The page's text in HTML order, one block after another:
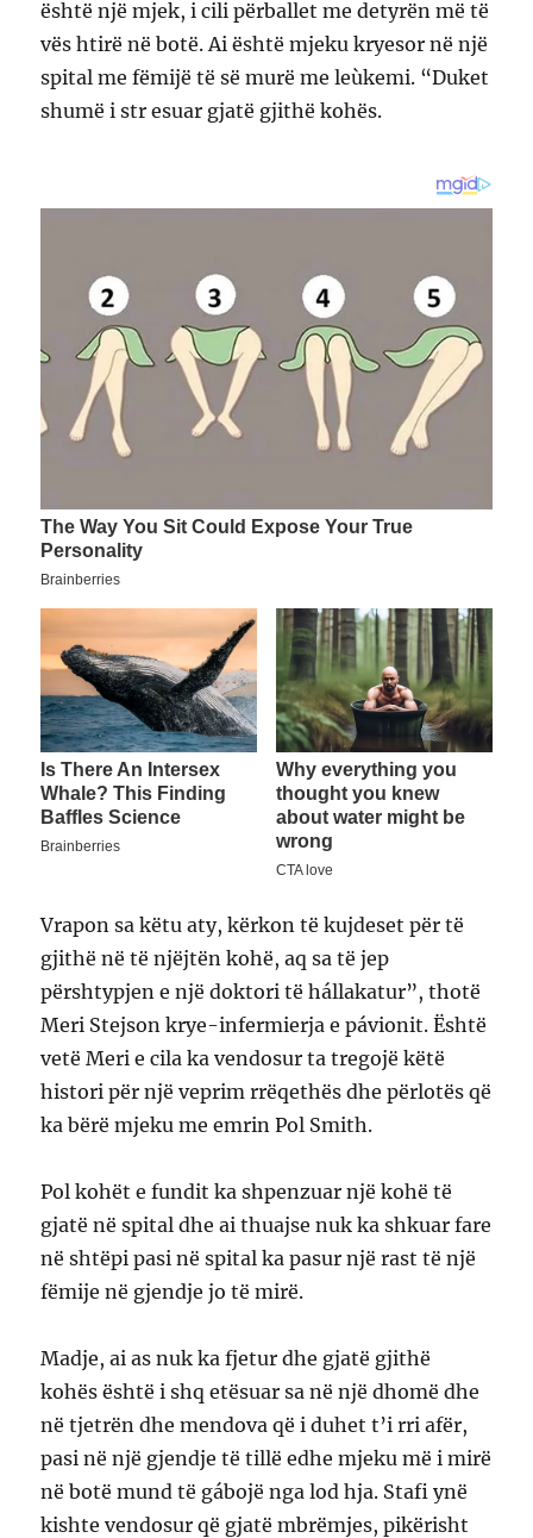
është një mjek, i cili përballet me detyrën më të
vës htirë në botë. Ai është mjeku kryesor në një
spital me fëmijë të së murë me leùkemi. “Duket
shumë i str esuar gjatë gjithë kohës.
Vrapon sa këtu aty, kërkon të kujdeset për të
gjithë në të njëjtën kohë, aq sa të jep
përshtypjen e një doktori të hállakatur”, thotë
Meri Stejson krye-infermierja e pávionit. Është
vetë Meri e cila ka vendosur ta tregojë këtë
histori për një veprim rrëqethës dhe përlotës që
ka bërë mjeku me emrin Pol Smith.
Pol kohët e fundit ka shpenzuar një kohë të
gjatë në spital dhe ai thuajse nuk ka shkuar fare
në shtëpi pasi në spital ka pasur një rast të një
fëmije në gjendje jo të mirë.
Madje, ai as nuk ka fjetur dhe gjatë gjithë
kohës është i shq etësuar sa në një dhomë dhe
në tjetrën dhe mendova që i duhet t’i rri afër,
pasi në një gjendje të tillë edhe mjeku më i mirë
në botë mund të gábojë nga lod hja. Stafi ynë
kishte vendosur që gjatë mbrëmjes, pikërisht